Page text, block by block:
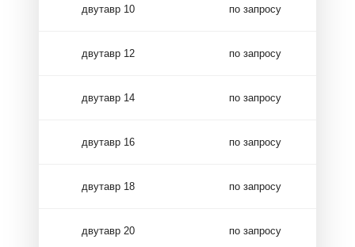
двутавр 10 по запросу
двутавр 12 по запросу
двутавр 14 по запросу
двутавр 16 по запросу
двутавр 18 по запросу
двутавр 20 по запросу